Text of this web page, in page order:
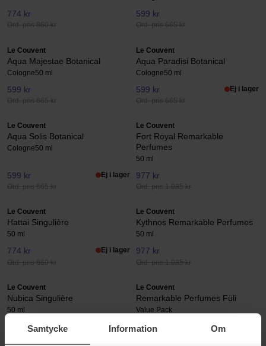
Samtycke Information Om
774 kr
Ord. pris 860 kr
599 kr
Ord. pris 665 kr
Le Couvent
Aqua Majestae Botanical
Cologne50 ml
599 kr
Ord. pris 665 kr
Le Couvent
Aqua Paradisi Botanical
Cologne50 ml
599 kr
Ord. pris 665 kr
Ej i lager
Le Couvent
Aqua Solis Botanical
Cologne50 ml
599 kr
Ord. pris 665 kr
Ej i lager
Le Couvent
Fort Royal Remarkable
Perfumes
50 ml
977 kr
Ord. pris 1 085 kr
Le Couvent
Hattai Singulière
50 ml
774 kr
Ord. pris 860 kr
Ej i lager
Le Couvent
Kythnos Remarkable Perfumes
50 ml
977 kr
Ord. pris 1 085 kr
Le Couvent
Nubica Singulière
50 ml
774 kr
Le Couvent
Remarkable Perfumes Füli
Value Pack
1 202 kr